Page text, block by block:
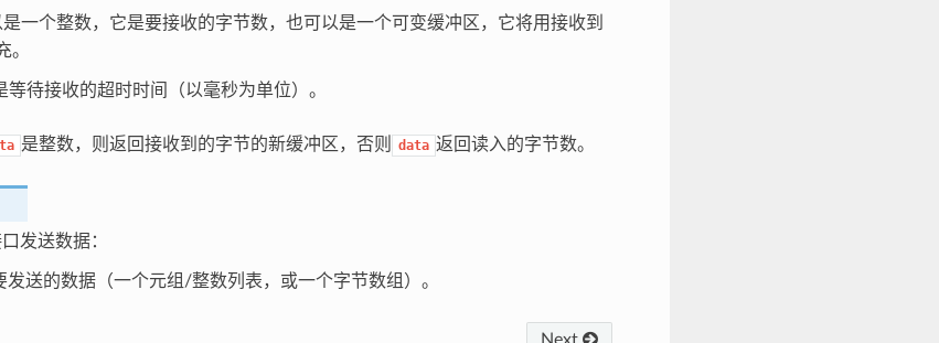
是一个整数，它是要接收的字节数，也可以是一个可变缓冲区，它将用接收到
。
等待接收的超时时间（以毫秒为单位）。
是整数，则返回接收到的字节的新缓冲区，否则 data 返回读入的字节数。
发送数据：
发送的数据（一个元组/整数列表，或一个字节数组）。